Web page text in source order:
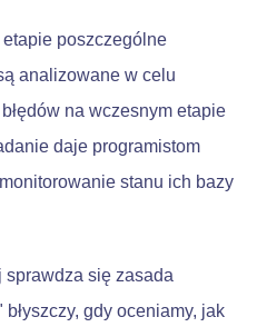
etapie poszczególne
analizowane w celu
na wczesnym etapie
daje programistom
stanu ich bazy
sprawdza się zasada
błyszczy, gdy oceniamy, jak